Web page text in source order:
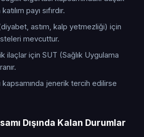
payı sıfırdır.
astım, kalp yetmezliği) için
mevcuttur.
ilaçlar için SUT (Sağlık Uygulama
kapsamında jenerik tercih edilirse
Dışında Kalan Durumlar